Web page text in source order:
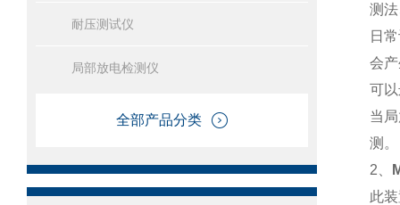
耐压测试仪
局部放电检测仪
全部产品分类
测
日
会
可
当
测。
2
此